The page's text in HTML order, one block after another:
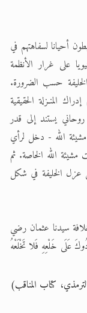
أحيانا لسفاهتهم في
على غرار الأنظمة
حسب الضرورة.
المنـزلة الحقيقية
روحاني يستند إلى قدر
الله - دخل لرأي
الله الخاصة. ثم
عزل الخليفة في شكل
سيدنا عثمان رضي
عَلَى خَلْعِهِ فَلا تَخْلَعْهُ
كتاب المناقب)